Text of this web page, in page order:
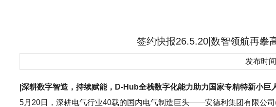
签约快报26.5.20|数智领航再攀
发布时
|深耕数字智造，持续赋能，D-Hub全栈数字化能力助力国家专精特新小巨
5月20日，深耕电气行业40载的国内电气制造巨头——安德利集团有限公